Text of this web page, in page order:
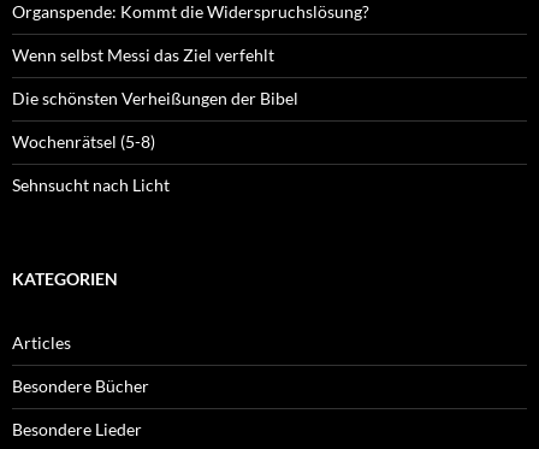
Organspende: Kommt die Widerspruchslösung?
Wenn selbst Messi das Ziel verfehlt
Die schönsten Verheißungen der Bibel
Wochenrätsel (5-8)
Sehnsucht nach Licht
KATEGORIEN
Articles
Besondere Bücher
Besondere Lieder